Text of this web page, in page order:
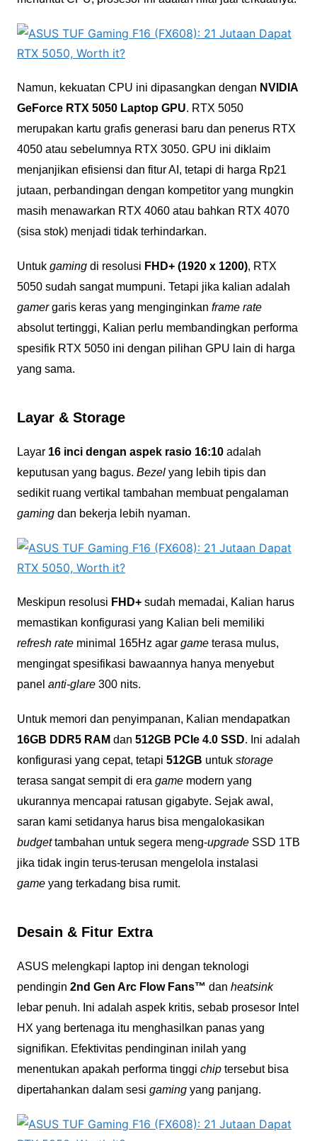
Namun, kekuatan CPU ini dipasangkan dengan NVIDIA
GeForce RTX 5050 Laptop GPU. RTX 5050
merupakan kartu grafis generasi baru dan penerus RTX
4050 atau sebelumnya RTX 3050. GPU ini diklaim
menjanjikan efisiensi dan fitur AI, tetapi di harga Rp21
jutaan, perbandingan dengan kompetitor yang mungkin
masih menawarkan RTX 4060 atau bahkan RTX 4070
(sisa stok) menjadi tidak terhindarkan.
Untuk gamingdi resolusi FHD+ (1920 x 1200), RTX
5050 sudah sangat mumpuni. Tetapi jika kalian adalah
gamergaris keras yang menginginkan frame rate
absolut tertinggi, Kalian perlu membandingkan performa
spesifik RTX 5050 ini dengan pilihan GPU lain di harga
yang sama.
Layar & Storage
Layar 16 inci dengan aspek rasio 16:10adalah
keputusan yang bagus. Bezelyang lebih tipis dan
sedikit ruang vertikal tambahan membuat pengalaman
gamingdan bekerja lebih nyaman.
Meskipun resolusi FHD+sudah memadai, Kalian harus
memastikan konfigurasi yang Kalian beli memiliki
refresh rateminimal 165Hz agar gameterasa mulus,
mengingat spesifikasi bawaannya hanya menyebut
panel anti-glare300 nits.
Untuk memori dan penyimpanan, Kalian mendapatkan
16GB DDR5 RAM dan 512GB PCIe 4.0 SSD. Ini adalah
konfigurasi yang cepat, tetapi 512GB untuk storage
terasa sangat sempit di era gamemodern yang
ukurannya mencapai ratusan gigabyte. Sejak awal,
saran kami setidanya harus bisa mengalokasikan
budgettambahan untuk segera meng-upgradeSSD 1TB
jika tidak ingin terus-terusan mengelola instalasi
game yang terkadang bisa rumit.
Desain & Fitur Extra
ASUS melengkapi laptop ini dengan teknologi
pendingin 2nd Gen Arc Flow Fans™ dan heatsink
lebar penuh. Ini adalah aspek kritis, sebab prosesor Intel
HX yang bertenaga itu menghasilkan panas yang
signifikan. Efektivitas pendinginan inilah yang
menentukan apakah performa tinggi chiptersebut bisa
dipertahankan dalam sesi gamingyang panjang.